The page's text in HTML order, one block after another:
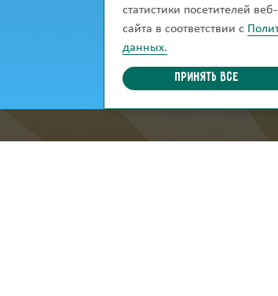
статистики посетителей
сайта в соответствии с
данных.
Принять все